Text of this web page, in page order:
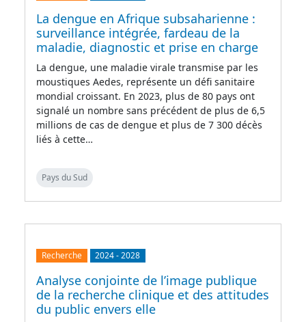
La dengue en Afrique subsaharienne :
surveillance intégrée, fardeau de la
maladie, diagnostic et prise en charge
La dengue, une maladie virale transmise par les
moustiques Aedes, représente un défi sanitaire
mondial croissant. En 2023, plus de 80 pays ont
signalé un nombre sans précédent de plus de 6,5
millions de cas de dengue et plus de 7 300 décès
liés à cette…
Pays du Sud
Recherche 2024-2028
Analyse conjointe de l’image publique
de la recherche clinique et des attitudes
du public envers elle